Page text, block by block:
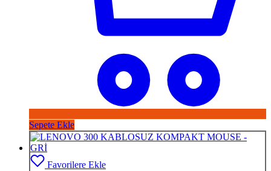
Sepete Ekle
Favorilere Ekle